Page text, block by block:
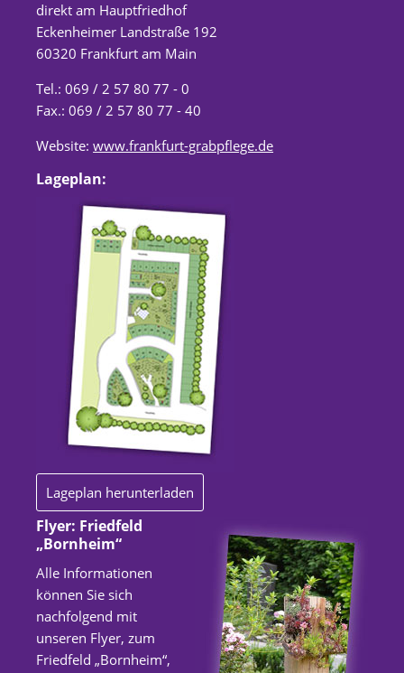
direkt am Hauptfriedhof
Eckenheimer Landstraße 192
60320 Frankfurt am Main
Tel.: 069 / 2 57 80 77 - 0
Fax.: 069 / 2 57 80 77 - 40
Website:www.frankfurt-grabpflege.de
Lageplan:
Lageplan herunterladen
Flyer: Friedfeld
„Bornheim“
Alle Informationen
können Sie sich
nachfolgend mit
unseren Flyer, zum
Friedfeld „Bornheim“,